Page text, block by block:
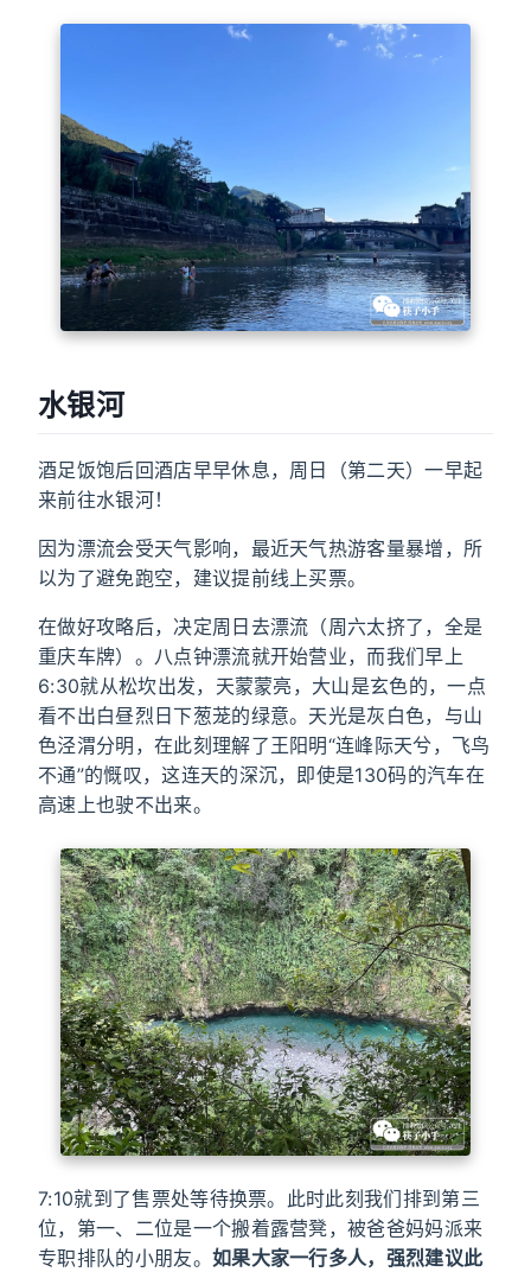
水银河
酒足饭饱后回酒店早早休息，周日（第二天）一早起
来前往水银河！
因为漂流会受天气影响，最近天气热游客量暴增，所
以为了避免跑空，建议提前线上买票。
在做好攻略后，决定周日去漂流（周六太挤了，全是
重庆车牌）。八点钟漂流就开始营业，而我们早上
6:30就从松坎出发，天蒙蒙亮，大山是玄色的，一点
看不出白昼烈日下葱茏的绿意。天光是灰白色，与山
色泾渭分明，在此刻理解了王阳明“连峰际天兮，飞鸟
不通”的慨叹，这连天的深沉，即使是130码的汽车在
高速上也驶不出来。
7:10就到了售票处等待换票。此时此刻我们排到第三
位，第一、二位是一个搬着露营凳，被爸爸妈妈派来
专职排队的小朋友。 如果大家一行多人，强烈建议此